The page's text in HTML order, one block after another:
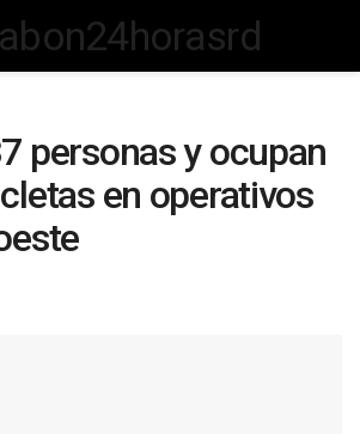
personas y ocupan
en operativos